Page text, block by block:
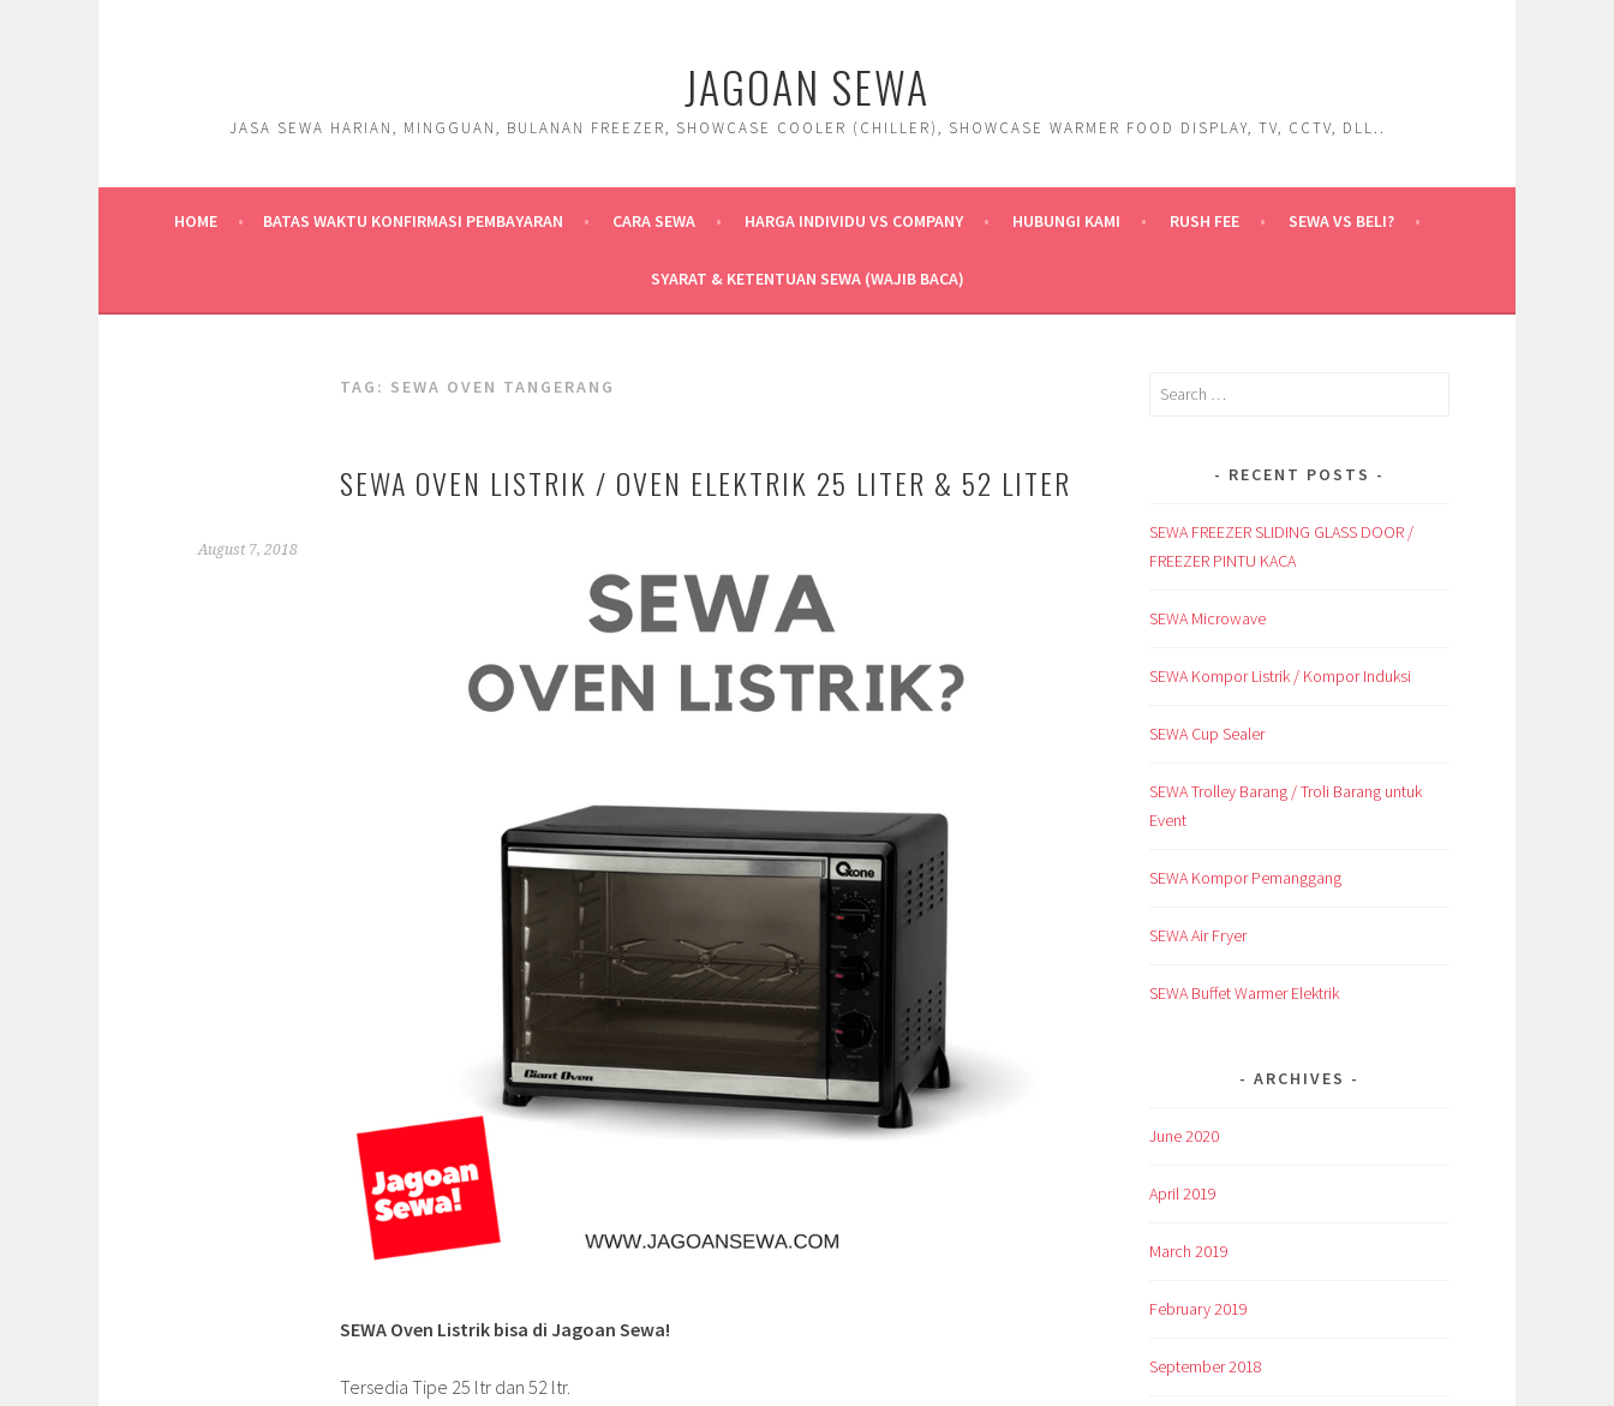
JAGOAN SEWA
JASA SEWA HARIAN, MINGGUAN, BULANAN FREEZER, SHOWCASE COOLER (CHILLER), SHOWCASE WARMER FOOD DISPLAY, TV, CCTV, DLL..
HOME BATAS WAKTU KONFIRMASI PEMBAYARAN CARA SEWA HARGA INDIVIDU VS COMPANY HUBUNGI KAMI RUSH FEE SEWA VS BELI?
SYARAT & KETENTUAN SEWA (WAJIB BACA)
TAG: SEWA OVEN TANGERANG
SEWA OVEN LISTRIK / OVEN ELEKTRIK 25 LITER & 52 LITER
August 7, 2018
SEWA Oven Listrik bisa di Jagoan Sewa!
Tersedia Tipe 25 ltr dan 52 ltr.
Search
RECENT POSTS
SEWA FREEZER SLIDING GLASS DOOR /
FREEZER PINTU KACA
SEWA Microwave
SEWA Kompor Listrik / Kompor Induksi
SEWA Cup Sealer
SEWA Trolley Barang / Troli Barang untuk
Event
SEWA Kompor Pemanggang
SEWA Air Fryer
SEWA Buffet Warmer Elektrik
ARCHIVES
June 2020
April 2019
March 2019
February 2019
September 2018